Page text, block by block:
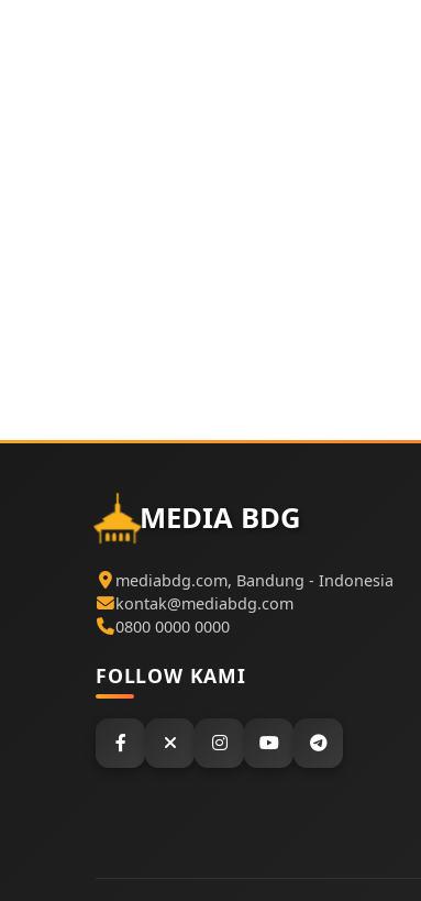
MEDIA BDG
mediabdg.com, Bandung - Indonesia
kontak@mediabdg.com
0800 0000 0000
FOLLOW KAMI